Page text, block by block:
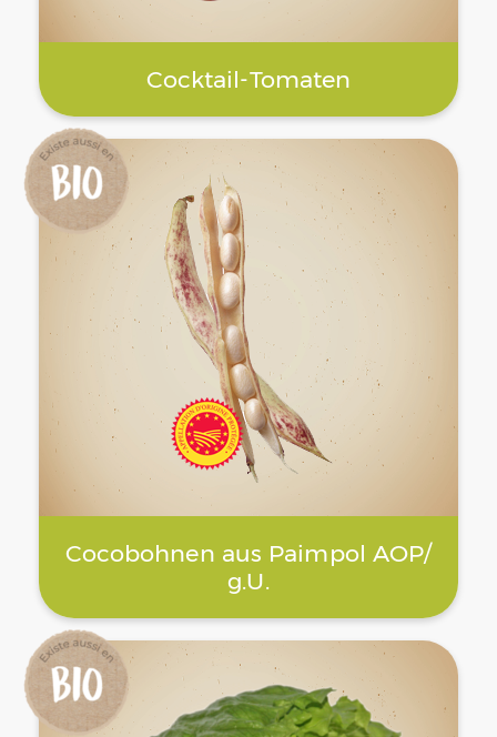
Cocktail-Tomaten
Cocobohnen aus Paimpol AOP/
g.U.